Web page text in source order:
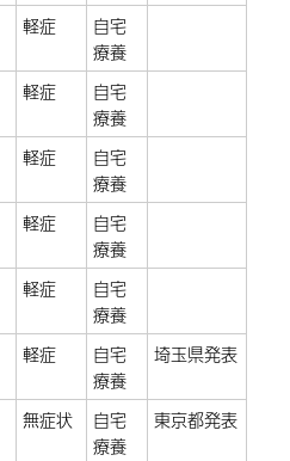
軽症
自宅
療養
軽症
自宅
療養
軽症
自宅
療養
軽症
自宅
療養
軽症
自宅
療養
軽症
自宅
療養
埼玉県発表
無症状
自宅
療養
東京都発表